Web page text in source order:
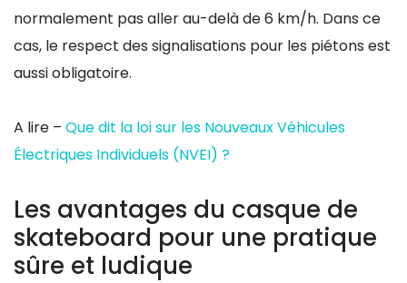
normalement pas aller au-delà de 6 km/h. Dans ce
cas, le respect des signalisations pour les piétons est
aussi obligatoire.
A lire – Que dit la loi sur les Nouveaux Véhicules
Électriques Individuels (NVEI) ?
Les avantages du casque de
skateboard pour une pratique
sûre et ludique